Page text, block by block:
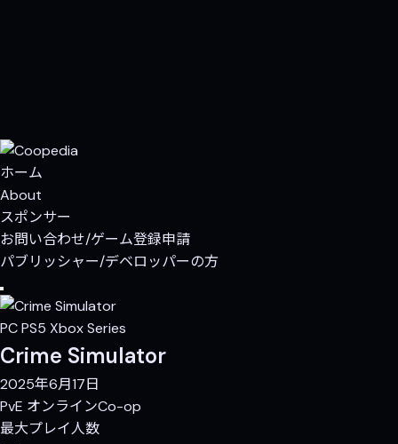
ホーム
About
スポンサー
お問い合わせ/ゲーム登録申請
パブリッシャー/デベロッパーの方
PCPS5 Xbox Series
Crime Simulator
2025年6月17日
PvE オンラインCo-op
最大プレイ人数